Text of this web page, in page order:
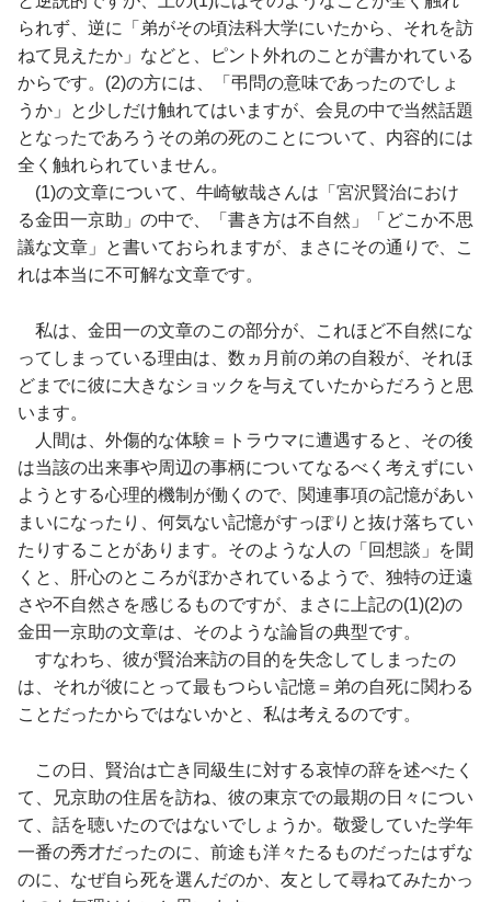
られず、逆に「弟がその頃法科大学にいたから、それを訪
ねて見えたか」などと、ピント外れのことが書かれている
からです。(2)の方には、「弔問の意味であったのでしょ
うか」と少しだけ触れてはいますが、会見の中で当然話題
となったであろうその弟の死のことについて、内容的には
全く触れられていません。
(1)の文章について、牛崎敏哉さんは「宮沢賢治におけ
る金田一京助」の中で、「書き方は不自然」「どこか不思
議な文章」と書いておられますが、まさにその通りで、こ
れは本当に不可解な文章です。
私は、金田一の文章のこの部分が、これほど不自然にな
ってしまっている理由は、数ヵ月前の弟の自殺が、それほ
どまでに彼に大きなショックを与えていたからだろうと思
います。
人間は、外傷的な体験＝トラウマに遭遇すると、その後
は当該の出来事や周辺の事柄についてなるべく考えずにい
ようとする心理的機制が働くので、関連事項の記憶があい
まいになったり、何気ない記憶がすっぽりと抜け落ちてい
たりすることがあります。そのような人の「回想談」を聞
くと、肝心のところがぼかされているようで、独特の迂遠
さや不自然さを感じるものですが、まさに上記の(1)(2)の
金田一京助の文章は、そのような論旨の典型です。
すなわち、彼が賢治来訪の目的を失念してしまったの
は、それが彼にとって最もつらい記憶＝弟の自死に関わる
ことだったからではないかと、私は考えるのです。
この日、賢治は亡き同級生に対する哀悼の辞を述べたく
て、兄京助の住居を訪ね、彼の東京での最期の日々につい
て、話を聴いたのではないでしょうか。敬愛していた学年
一番の秀才だったのに、前途も洋々たるものだったはずな
のに、なぜ自ら死を選んだのか、友として尋ねてみたかっ